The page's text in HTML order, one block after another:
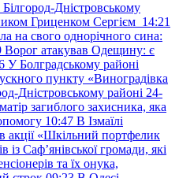
Білгород-Дністровському
Гриценком Сергієм 14:21
на свого однорічного сина:
Ворог атакував Одещину: є
У Болградському районі
пункту «Виноградівка
Дністровському районі 24-
загиблого захисника, яка
10:47 В Ізмаїлі
акції «Шкільний портфелик
із Саф’янівської громади, які
та їх онука,